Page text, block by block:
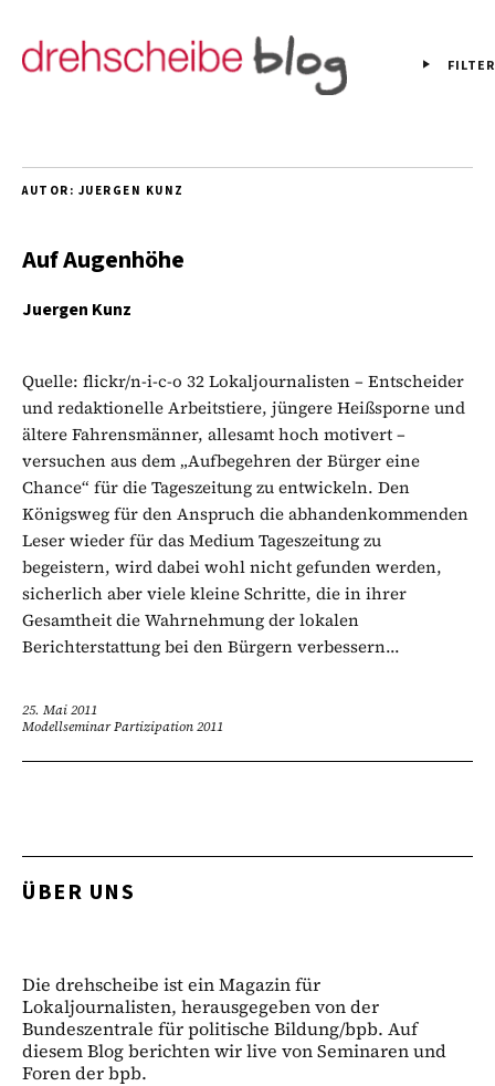
FILTER
AUTOR: JUERGEN KUNZ
Auf Augenhöhe
Juergen Kunz
Quelle: flickr/n-i-c-o 32 Lokaljournalisten – Entscheider
und redaktionelle Arbeitstiere, jüngere Heißsporne und
ältere Fahrensmänner, allesamt hoch motivert –
versuchen aus dem „Aufbegehren der Bürger eine
Chance“ für die Tageszeitung zu entwickeln. Den
Königsweg für den Anspruch die abhandenkommenden
Leser wieder für das Medium Tageszeitung zu
begeistern, wird dabei wohl nicht gefunden werden,
sicherlich aber viele kleine Schritte, die in ihrer
Gesamtheit die Wahrnehmung der lokalen
Berichterstattung bei den Bürgern verbessern...
25. Mai 2011
Modellseminar Partizipation 2011
ÜBER UNS
Die drehscheibe ist ein Magazin für
Lokaljournalisten, herausgegeben von der
Bundeszentrale für politische Bildung/bpb. Auf
diesem Blog berichten wir live von Seminaren und
Foren der bpb.